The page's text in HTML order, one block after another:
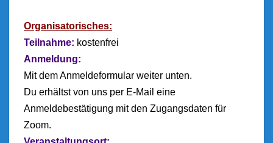
Organisatorisches:
Teilnahme: kostenfrei
Anmeldung:
Mit dem Anmeldeformular weiter unten.
Du erhältst von uns per E-Mail eine
Anmeldebestätigung mit den Zugangsdaten für
Zoom.